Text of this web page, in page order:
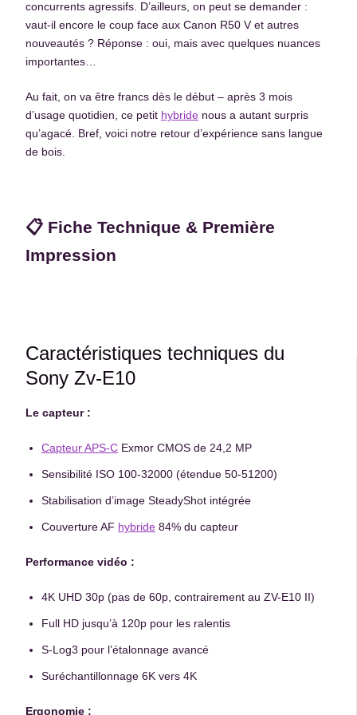
concurrents agressifs. D’ailleurs, on peut se demander :
vaut-il encore le coup face aux Canon R50 V et autres
nouveautés ? Réponse : oui, mais avec quelques nuances
importantes…
Au fait, on va être francs dès le début – après 3 mois
d’usage quotidien, ce petit hybride nous a autant surpris
qu’agacé. Bref, voici notre retour d’expérience sans langue
de bois.
📋 Fiche Technique & Première
Impression
Caractéristiques techniques du
Sony Zv-E10
Le capteur :
Capteur APS-C Exmor CMOS de 24,2 MP
Sensibilité ISO 100-32000 (étendue 50-51200)
Stabilisation d’image SteadyShot intégrée
Couverture AF hybride 84% du capteur
Performance vidéo :
4K UHD 30p (pas de 60p, contrairement au ZV-E10 II)
Full HD jusqu’à 120p pour les ralentis
S-Log3 pour l’étalonnage avancé
Suréchantillonnage 6K vers 4K
Ergonomie :